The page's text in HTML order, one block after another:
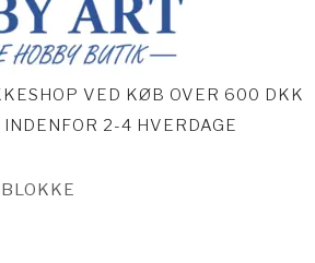
VED KØB OVER 600 DKK
2-4 HVERDAGE